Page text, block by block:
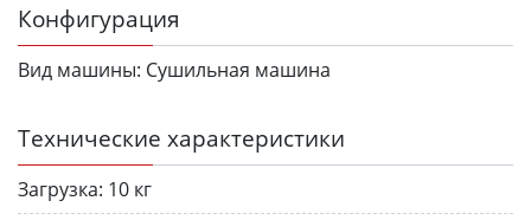
Конфигурация
Вид машины: Сушильная машина
Технические характеристики
Загрузка: 10 кг